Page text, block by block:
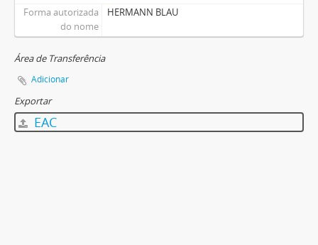
Forma autorizada
do nome
HERMANN BLAU
Área de Transferência
Adicionar
Exportar
EAC